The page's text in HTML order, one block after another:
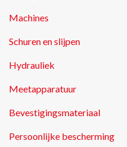
Machines
Schuren en slijpen
Hydrauliek
Meetapparatuur
Bevestigingsmateriaal
Persoonlijke bescherming